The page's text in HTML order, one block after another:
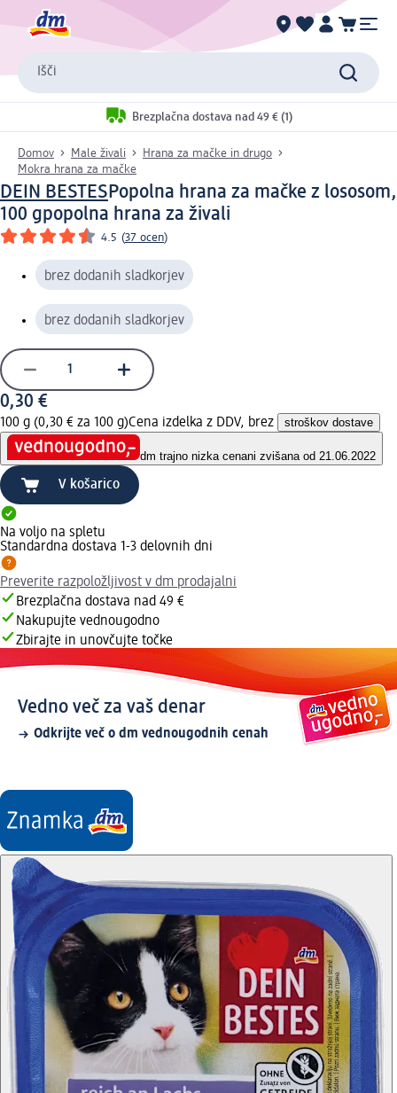
Išči
Brezplačna dostava nad 49 € (1)
Domov Male živali
Hrana za mačke in drugo
Mokra hrana za mačke
DEIN BESTESPopolna hrana za mačke z lososom,
100 gpopolna hrana za živali
4.5 (37 ocen)
brez dodanih sladkorjev
brez dodanih sladkorjev
0,30 €
100 g (0,30 € za 100 g)Cena izdelka z DDV, brez stroškov dostave
dm trajno nizka cenani zvišana od 21.06.2022
V košarico
Na voljo na spletu
Standardna dostava 1-3 delovnih dni
Preverite razpoložljivost v dm prodajalni
Brezplačna dostava nad 49 €
Nakupujte vednougodno
Zbirajte in unovčujte točke
Vedno več za vaš denar
Odkrijte več o dm vednougodnih cenah